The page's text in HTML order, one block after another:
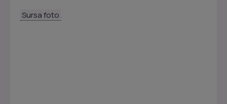
Sursa foto .